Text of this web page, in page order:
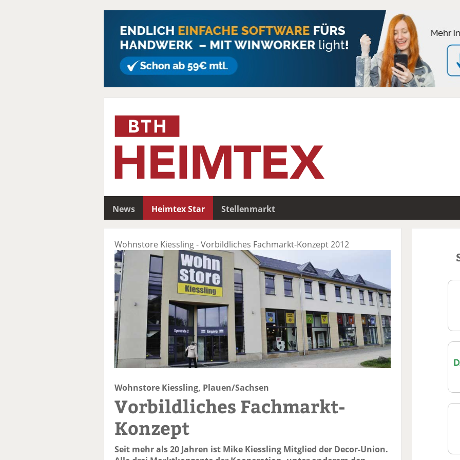
News Heimtex Star
Stellenmarkt
Wohnstore Kiessling - Vorbildliches Fachmarkt-Konzept 2012
Wohnstore Kiessling, Plauen/Sachsen
Vorbildliches Fachmarkt-
Konzept
Seit mehr als 20 Jahren ist Mike Kiessling Mitglied der Decor-Union.